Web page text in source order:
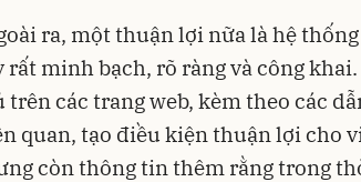
ra, một thuận lợi nữa là hệ
rất minh bạch, rõ ràng và công
trên các trang web, kèm theo các
quan, tạo điều kiện thuận lợi cho
còn thông tin thêm rằng trong